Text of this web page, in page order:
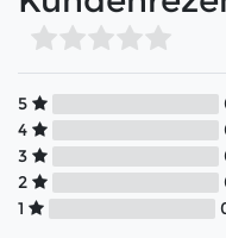
5
4
3
2
1